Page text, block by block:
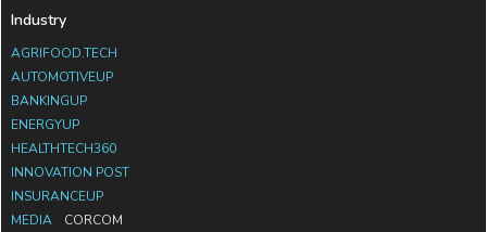
Industry
AGRIFOOD.TECH
AUTOMOTIVEUP
BANKINGUP
ENERGYUP
HEALTHTECH360
INNOVATION POST
INSURANCEUP
MEDIA
CORCOM